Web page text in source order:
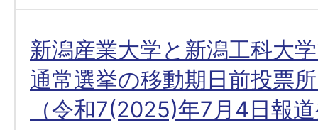
新潟産業大学と新潟工科大
通常選挙の移動期日前投票
（令和7(2025)年7月4日報